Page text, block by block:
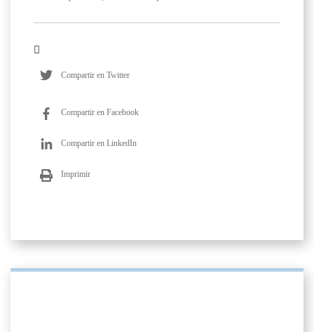
Compartir en Twitter
Compartir en Facebook
Compartir en LinkedIn
Imprimir